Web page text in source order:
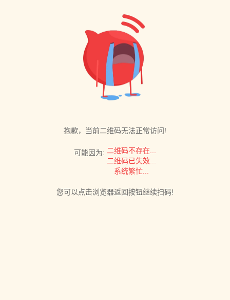
抱歉，当前二维码无法正常访问!
可能因为: 二维码不存在...
二维码已失效...
系统繁忙...
您可以点击浏览器返回按钮继续扫码!